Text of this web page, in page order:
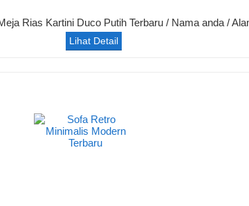
Rias Kartini Duco Putih Terbaru / Nama anda /
Lihat Detail